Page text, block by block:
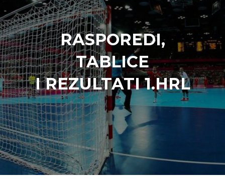
RASPOREDI,
TABLICE
I REZULTATI 1.HRL